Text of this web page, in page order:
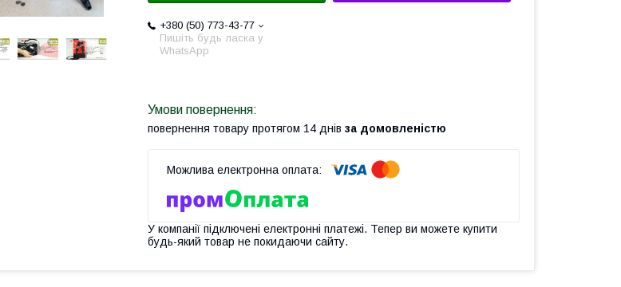
+380 (50) 773-43-77
Пишіть будь ласка у
WhatsApp
повернення товару протягом 14 днів за домовленістю
У компанії підключені електронні платежі. Тепер ви можете купити
будь-який товар не покидаючи сайту.